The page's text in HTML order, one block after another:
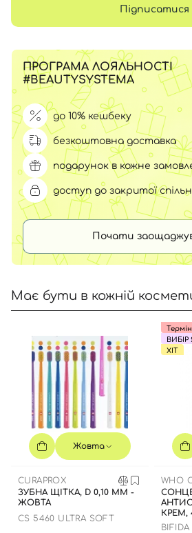
Підписатися
ПРОГРАМА ЛОЯЛЬНОСТІ
#BEAUTYSYSTEMA
до 10% кешбеку
безкоштовна доставка
подарунок в кожне
доступ до закритої
Почати
Має бути в кожній
Жовта
CURAPROX
ЗУБНА ЩІТКА, D 0,10 ММ -
ЖОВТА
CS 5460 ULTRA SOFT
ВИБІР
ХІТ
WHO
КРЕМ,
BIFIDA